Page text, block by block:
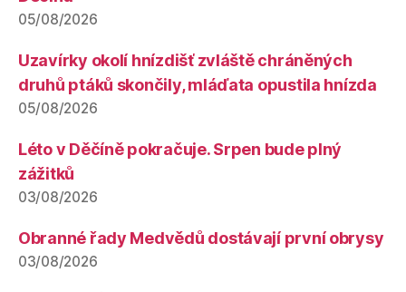
05/08/2026
Uzavírky okolí hnízdišť zvláště chráněných
druhů ptáků skončily, mláďata opustila hnízda
05/08/2026
Léto v Děčíně pokračuje. Srpen bude plný
zážitků
03/08/2026
Obranné řady Medvědů dostávají první obrysy
03/08/2026